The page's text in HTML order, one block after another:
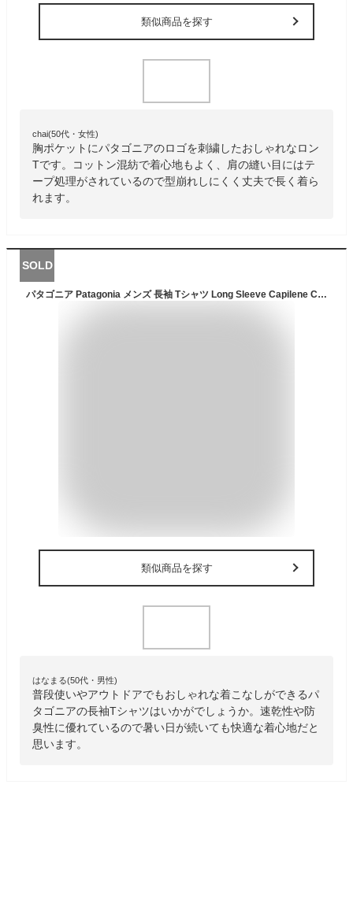
類似商品を探す
chai(50代・女性)
胸ポケットにパタゴニアのロゴを刺繍したおしゃれなロン
Tです。コットン混紡で着心地もよく、肩の縫い目にはテ
ープ処理がされているので型崩れしにくく丈夫で長く着ら
れます。
SOLD
パタゴニア Patagonia メンズ 長袖 Tシャツ Long Sleeve Capilene Cool Daily Graphic Shirt ロンT トップス クルーネック 速乾 防臭 伸縮性 カジュアル スポーツ トレーニング アウトドア ブランド 45170【正規品】【メール便】
類似商品を探す
はなまる(50代・男性)
普段使いやアウトドアでもおしゃれな着こなしができるパ
タゴニアの長袖Tシャツはいかがでしょうか。速乾性や防
臭性に優れているので暑い日が続いても快適な着心地だと
思います。